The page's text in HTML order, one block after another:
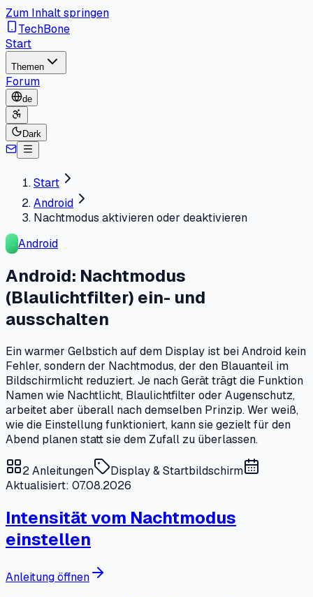
Zum Inhalt springen
TechBone
Start
Themen
Forum
de
Dark
Start
Android
Nachtmodus aktivieren oder deaktivieren
Android
Android: Nachtmodus
(Blaulichtfilter) ein- und
ausschalten
Ein warmer Gelbstich auf dem Display ist bei Android kein
Fehler, sondern der Nachtmodus, der den Blauanteil im
Bildschirmlicht reduziert. Je nach Gerät trägt die Funktion
Namen wie Nachtlicht, Blaulichtfilter oder Augenschutz,
arbeitet aber überall nach demselben Prinzip. Wer weiß,
wie die Einstellung funktioniert, kann sie gezielt für den
Abend planen statt sie dem Zufall zu überlassen.
2Anleitungen
Display & Startbildschirm
Aktualisiert: 07.08.2026
Intensität vom Nachtmodus
einstellen
Anleitung öffnen